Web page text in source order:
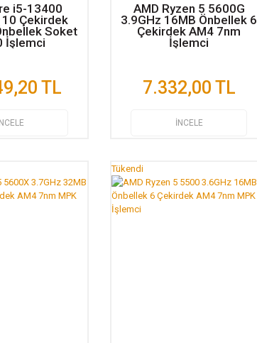
i5-13400
10 Çekirdek
Soket
İşlemci
TL
AMD Ryzen 5 5600G
3.9GHz 16MB Önbellek 6
Çekirdek AM4 7nm
İşlemci
7.332,00 TL
İNCELE
Tükendi